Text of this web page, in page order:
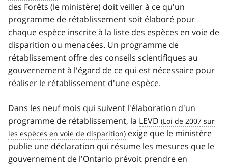
des Forêts (le ministère) doit veiller à ce qu'un
programme de rétablissement soit élaboré pour
chaque espèce inscrite à la liste des espèces en voie de
disparition ou menacées. Un programme de
rétablissement offre des conseils scientifiques au
gouvernement à l'égard de ce qui est nécessaire pour
réaliser le rétablissement d'une espèce.
Dans les neuf mois qui suivent l'élaboration d'un
programme de rétablissement, la LEVD
exige que le ministère
publie une déclaration qui résume les mesures que le
gouvernement de l'Ontario prévoit prendre en